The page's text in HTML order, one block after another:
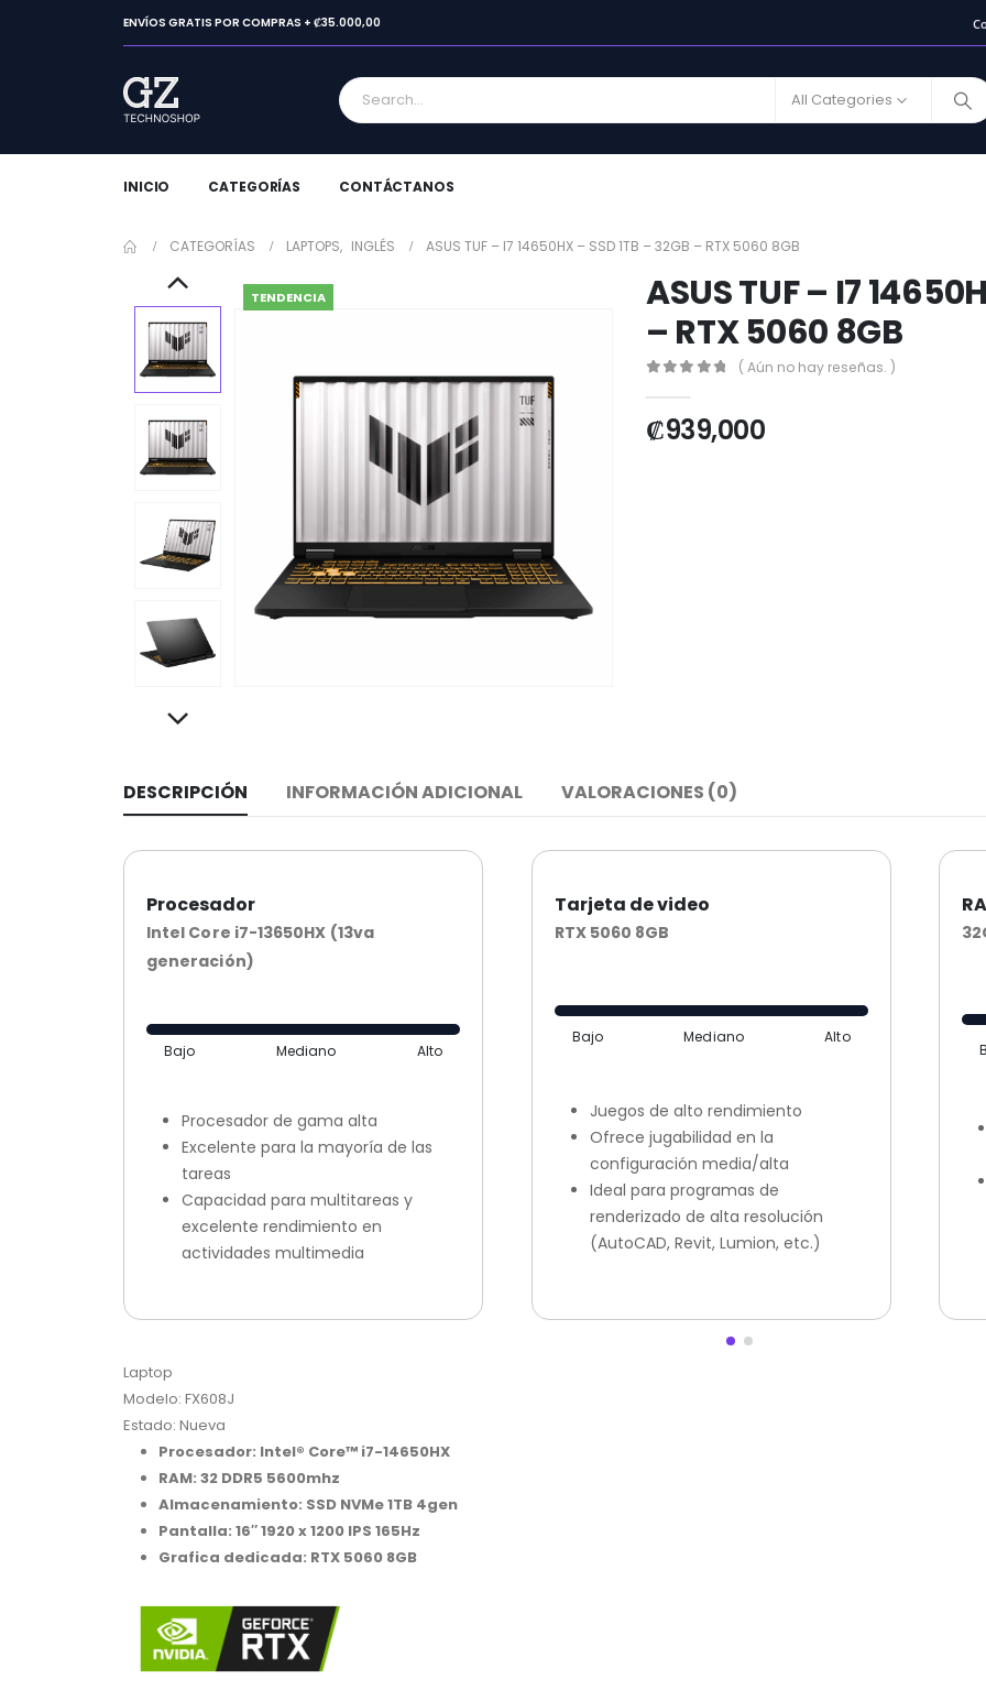
ENVÍOS GRATIS POR COMPRAS + ₡35.000,00
All Categories
INICIO CATEGORÍAS CONTÁCTANOS
CATEGORÍAS LAPTOPS, INGLÉS ASUS TUF – I7 14650HX – SSD 1TB – 32GB – RTX 5060 8GB
TENDENCIA
ASUS TUF – I7
– RTX 5060 8GB
( Aún no hay reseñas. )
₡939,000
DESCRIPCIÓN INFORMACIÓN ADICIONAL VALORACIONES (0)
Procesador
Intel Core i7-13650HX (13va
generación)
Bajo Mediano Alto
Procesador de gama alta
Excelente para la mayoría de las
tareas
Capacidad para multitareas y
excelente rendimiento en
actividades multimedia
Tarjeta de video
RTX 5060 8GB
Bajo Mediano Alto
Juegos de alto rendimiento
Ofrece jugabilidad en la
configuración media/alta
Ideal para programas de
renderizado de alta resolución
(AutoCAD, Revit, Lumion, etc.)
Laptop
Modelo: FX608J
Estado: Nueva
Procesador: Intel® Core™ i7-14650HX
RAM: 32 DDR5 5600mhz
Almacenamiento: SSD NVMe 1TB 4gen
Pantalla: 16″ 1920 x 1200 IPS 165Hz
Grafica dedicada: RTX 5060 8GB